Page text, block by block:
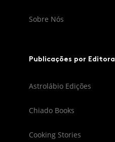
Sobre Nós
Publicações por Editora
Astrolábio Edições
Chiado Books
Cooking Stories